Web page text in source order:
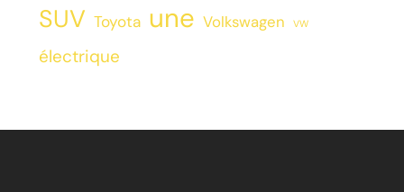
SUV Toyota une Volkswagen VW
électrique